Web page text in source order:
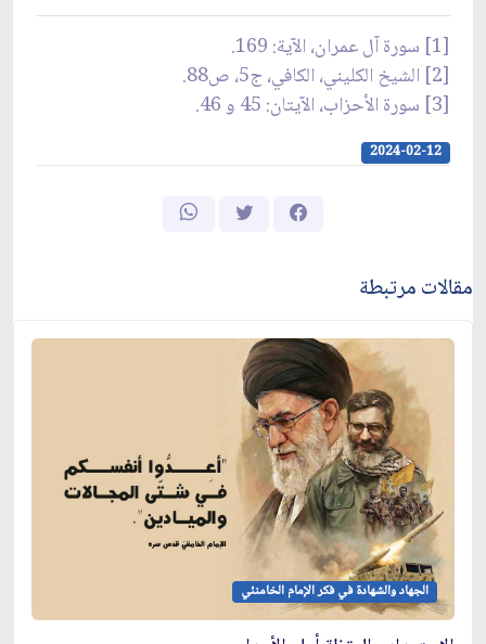
[1] سورة آل عمران، الآية: 169.
[2] الشيخ الكليني، الكافي، ج5، ص88.
[3] سورة الأحزاب، الآيتان: 45 و 46.
2024-02-12
مقالات مرتبطة
الجهاد والشهادة في فكر الإمام الخامنئي